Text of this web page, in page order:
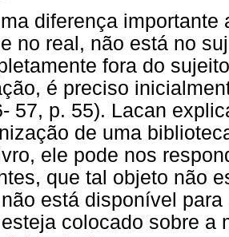
diferença
no real, não está no
fora do
é preciso
57, p. 55). Lacan
de uma
ele pode nos
que tal objeto não
não está disponível
esteja colocado sobre a